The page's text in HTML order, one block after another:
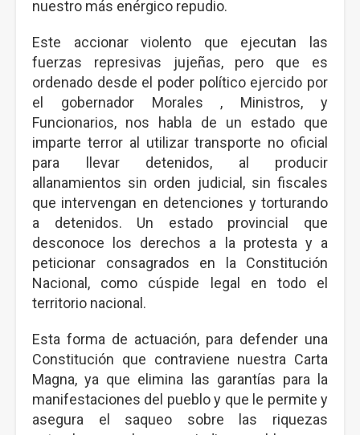
nuestro más enérgico repudio.
Este accionar violento que ejecutan las
fuerzas represivas jujeñas, pero que es
ordenado desde el poder político ejercido por
el gobernador Morales , Ministros, y
Funcionarios, nos habla de un estado que
imparte terror al utilizar transporte no oficial
para llevar detenidos, al producir
allanamientos sin orden judicial, sin fiscales
que intervengan en detenciones y torturando
a detenidos. Un estado provincial que
desconoce los derechos a la protesta y a
peticionar consagrados en la Constitución
Nacional, como cúspide legal en todo el
territorio nacional.
Esta forma de actuación, para defender una
Constitución que contraviene nuestra Carta
Magna, ya que elimina las garantías para la
manifestaciones del pueblo y que le permite y
asegura el saqueo sobre las riquezas